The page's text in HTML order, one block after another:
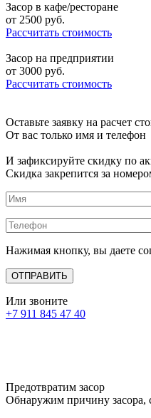
Засор в кафе/ресторане
от 2500 руб.
Рассчитать стоимость
Засор на предприятии
от 3000 руб.
Рассчитать стоимость
Оставьте заявку на расчет
От вас только имя и телефон
И зафиксируйте скидку по
Скидка закрепится за
Нажимая кнопку, вы даете
Или звоните
+7 911 845 47 40
Предотвратим засор
Обнаружим причину засора,